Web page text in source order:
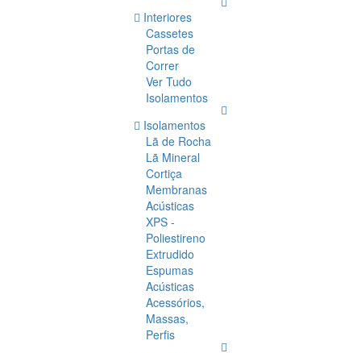
Interiores
Cassetes
Portas de
Correr
Ver Tudo
Isolamentos
Isolamentos
Lã de Rocha
Lã Mineral
Cortiça
Membranas
Acústicas
XPS -
Poliestireno
Extrudido
Espumas
Acústicas
Acessórios,
Massas,
Perfis